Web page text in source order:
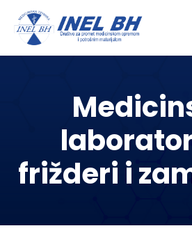
frižderi i